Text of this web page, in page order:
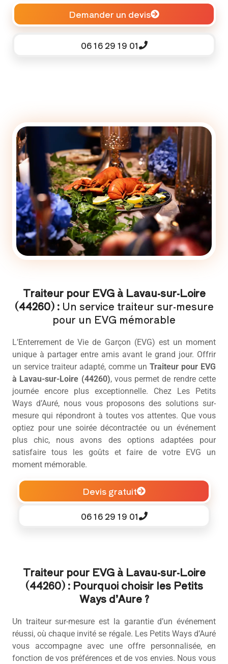
Demander un devis
06 16 29 19 01
Traiteur pour EVG à Lavau-sur-Loire
(44260) : Un service traiteur sur-mesure
pour un EVG mémorable
L’Enterrement de Vie de Garçon (EVG) est un moment
unique à partager entre amis avant le grand jour. Offrir
un service traiteur adapté, comme un Traiteur pour EVG
à Lavau-sur-Loire (44260), vous permet de rendre cette
journée encore plus exceptionnelle. Chez Les Petits
Ways d’Auré, nous vous proposons des solutions sur-
mesure qui répondront à toutes vos attentes. Que vous
optiez pour une soirée décontractée ou un événement
plus chic, nous avons des options adaptées pour
satisfaire tous les goûts et faire de votre EVG un
moment mémorable.
Devis gratuit
06 16 29 19 01
Traiteur pour EVG à Lavau-sur-Loire
(44260) : Pourquoi choisir les Petits
Ways d’Aure ?
Un traiteur sur-mesure est la garantie d’un événement
réussi, où chaque invité se régale. Les Petits Ways d’Auré
vous accompagne avec une offre personnalisée, en
fonction de vos préférences et de vos envies. Nous vous